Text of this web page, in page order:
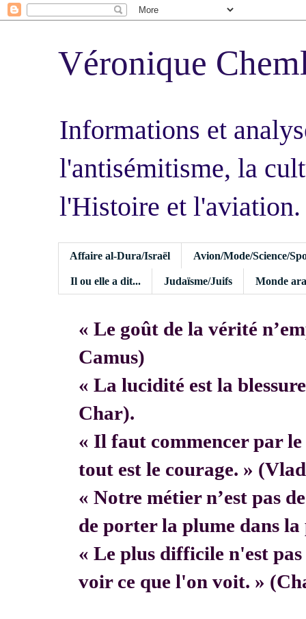
Véronique
Informations et
l'antisémitisme, la
l'Histoire et l'aviation.
Affaire al-Dura/Israël Avion/Mode/Science/
Il ou elle a dit... Judaïsme/Juifs Monde
« Le goût de la vérité
Camus)
« La lucidité est la
Char).
« Il faut commencer par le
tout est le courage. »
« Notre métier n’est pas
de porter la plume dans
« Le plus difficile n'est
voir ce que l'on voit. »